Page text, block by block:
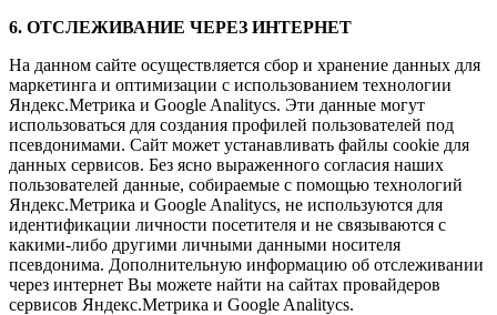
6. ОТСЛЕЖИВАНИЕ ЧЕРЕЗ ИНТЕРНЕТ
На данном сайте осуществляется сбор и хранение данных для
маркетинга и оптимизации с использованием технологии
Яндекс.Метрика и Google Analitycs. Эти данные могут
использоваться для создания профилей пользователей под
псевдонимами. Сайт может устанавливать файлы cookie для
данных сервисов. Без ясно выраженного согласия наших
пользователей данные, собираемые с помощью технологий
Яндекс.Метрика и Google Analitycs, не используются для
идентификации личности посетителя и не связываются с
какими-либо другими личными данными носителя
псевдонима. Дополнительную информацию об отслеживании
через интернет Вы можете найти на сайтах провайдеров
сервисов Яндекс.Метрика и Google Analitycs.